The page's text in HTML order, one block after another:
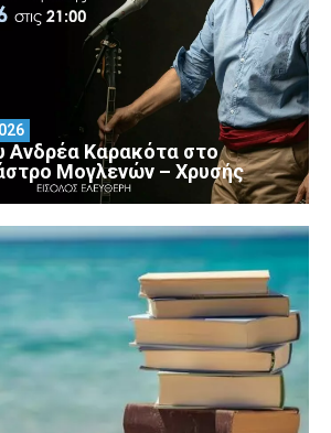
Ανδρέα Καρακότα στο
Μογλενών – Χρυσής